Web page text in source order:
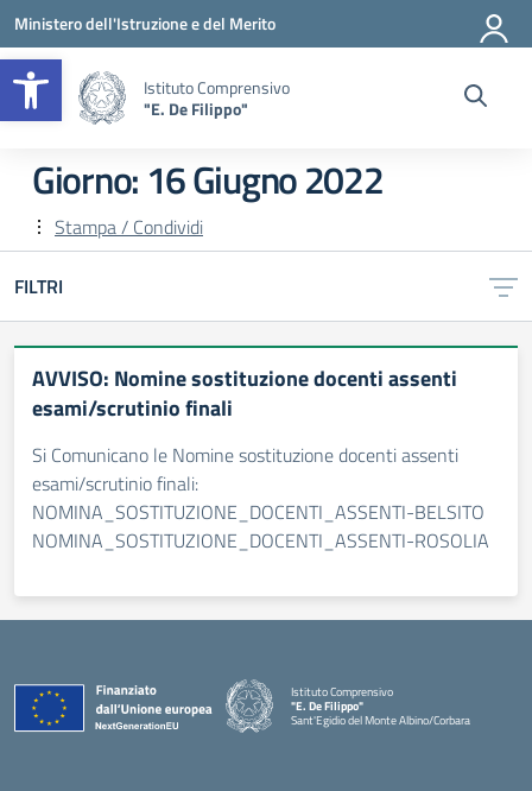
Apri la barra degli strumenti
Vai ai contenuti
Vai al menu di navigazione
Vai al footer
Ministero dell'Istruzione e del Merito
Istituto Comprensivo
"E. De Filippo"
Giorno: 16 Giugno 2022
Stampa / Condividi
FILTRI
AVVISO: Nomine sostituzione docenti assenti
esami/scrutinio finali
Si Comunicano le Nomine sostituzione docenti assenti
esami/scrutinio finali:
NOMINA_SOSTITUZIONE_DOCENTI_ASSENTI-BELSITO
NOMINA_SOSTITUZIONE_DOCENTI_ASSENTI-ROSOLIA
Istituto Comprensivo
"E. De Filippo"
Sant'Egidio del Monte Albino/Corbara